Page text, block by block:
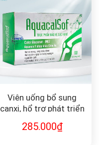
Viên uống bổ sung
canxi, hổ trợ phát triển
xương khớp Aquacalsof
285.000₫